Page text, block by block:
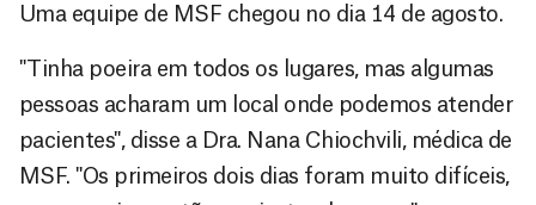
Uma equipe de MSF chegou no dia 14 de agosto.
"Tinha poeira em todos os lugares, mas algumas
pessoas acharam um local onde podemos atender
pacientes", disse a Dra. Nana Chiochvili, médica de
MSF. "Os primeiros dois dias foram muito difíceis,